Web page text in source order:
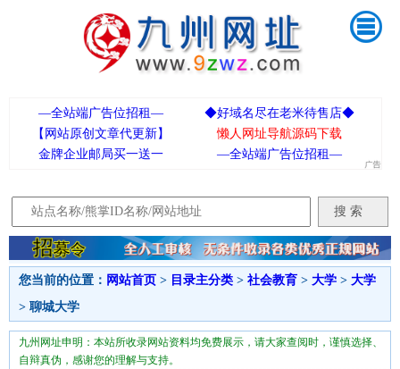
—全站端广告位招租—
◆好域名尽在老米待售店◆
【网站原创文章代更新】
懒人网址导航源码下载
金牌企业邮局买一送一
—全站端广告位招租—
您当前的位置： 网站首页 > 目录主分类 > 社会教育 > 大学 > 大学
> 聊城大学
九州网址申明：本站所收录网站资料均免费展示，请大家查阅时，谨慎选择、
自辩真伪，感谢您的理解与支持。